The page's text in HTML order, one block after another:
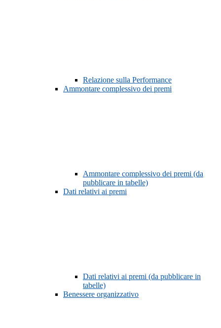
Relazione sulla Performance
Ammontare complessivo dei premi
Ammontare complessivo dei premi (da
pubblicare in tabelle)
Dati relativi ai premi
Dati relativi ai premi (da pubblicare in
tabelle)
Benessere organizzativo